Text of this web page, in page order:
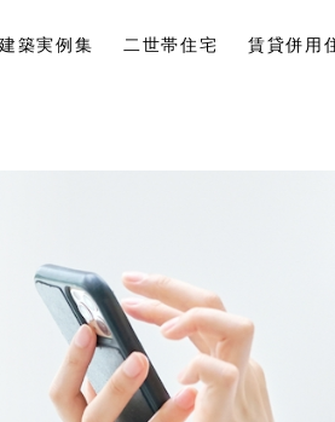
建築実例集 二世帯住宅 賃貸併用